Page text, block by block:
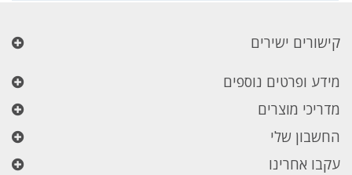
קישורים ישירים
מידע ופרטים נוספים
מדריכי מוצרים
החשבון שלי
עקבו אחרינו